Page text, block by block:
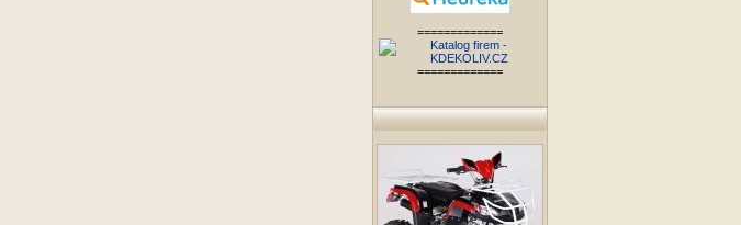
=============
=============